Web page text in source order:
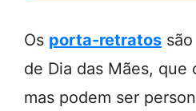
Os porta-retratos
de Dia das Mães, que
mas podem ser